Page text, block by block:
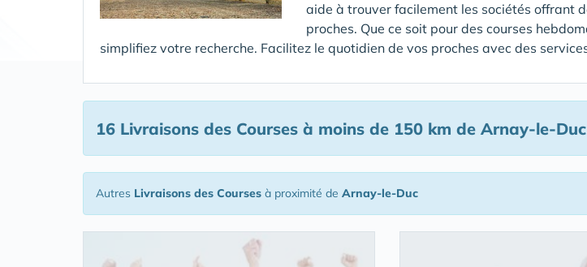
aide à trouver facilement les sociétés offrant
proches. Que ce soit pour des courses
simplifiez votre recherche. Facilitez le quotidien de vos proches avec des
16 Livraisons des Courses à moins de 150 km de Arnay-le-Duc
Autres Livraisons des Courses à proximité de Arnay-le-Duc